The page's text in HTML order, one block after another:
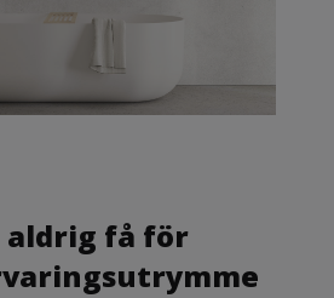
aldrig få för